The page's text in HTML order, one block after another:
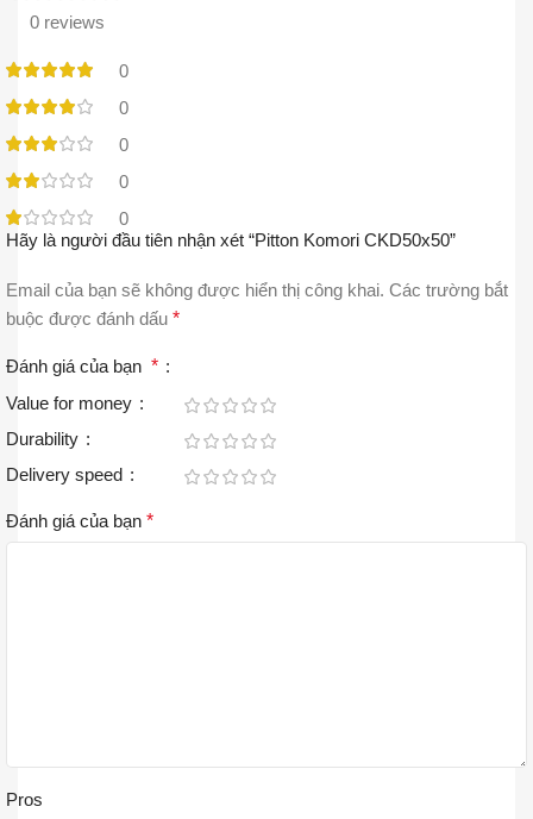
0 reviews
0
0
0
0
0
Hãy là người đầu tiên nhận xét “Pitton Komori CKD50x50”
Email của bạn sẽ không được hiển thị công khai. Các trường bắt
buộc được đánh dấu *
Đánh giá của bạn *
Value for money
Durability
Delivery speed
Đánh giá của bạn *
Pros